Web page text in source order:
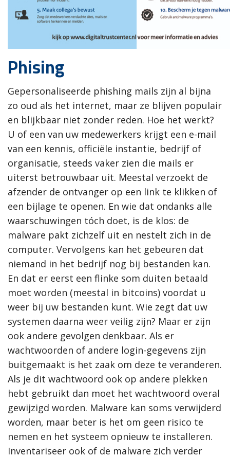
Phising
Gepersonaliseerde phishing mails zijn al bijna
zo oud als het internet, maar ze blijven populair
en blijkbaar niet zonder reden. Hoe het werkt?
U of een van uw medewerkers krijgt een e-mail
van een kennis, officiële instantie, bedrijf of
organisatie, steeds vaker zien die mails er
uiterst betrouwbaar uit. Meestal verzoekt de
afzender de ontvanger op een link te klikken of
een bijlage te openen. En wie dat ondanks alle
waarschuwingen tóch doet, is de klos: de
malware pakt zichzelf uit en nestelt zich in de
computer. Vervolgens kan het gebeuren dat
niemand in het bedrijf nog bij bestanden kan.
En dat er eerst een flinke som duiten betaald
moet worden (meestal in bitcoins) voordat u
weer bij uw bestanden kunt. Wie zegt dat uw
systemen daarna weer veilig zijn? Maar er zijn
ook andere gevolgen denkbaar. Als er
wachtwoorden of andere login-gegevens zijn
buitgemaakt is het zaak om deze te veranderen.
Als je dit wachtwoord ook op andere plekken
hebt gebruikt dan moet het wachtwoord overal
gewijzigd worden. Malware kan soms verwijderd
worden, maar beter is het om geen risico te
nemen en het systeem opnieuw te installeren.
Inventariseer ook of de malware zich verder